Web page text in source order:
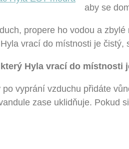
aby se
propere ho vodou a
vrací do místnosti je čistý,
Hyla vrací do místnosti
po vyprání vzduchu přidáte
zase uklidňuje. Pokud